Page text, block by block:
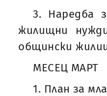
3. Наредба
жилищни
общински
МЕСЕЦ МАРТ
1. План за